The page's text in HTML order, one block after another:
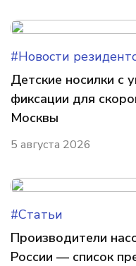
#Новости
Детские носилки с
фиксации для
Москвы
5 августа 2026
#Статьи
Производители
России — список